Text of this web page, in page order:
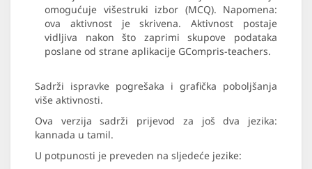
omogućuje višestruki izbor (MCQ). Napomena:
ova aktivnost je skrivena. Aktivnost postaje
vidljiva nakon što zaprimi skupove podataka
poslane od strane aplikacije GCompris-teachers.
Sadrži ispravke pogrešaka i grafička poboljšanja
više aktivnosti.
Ova verzija sadrži prijevod za još dva jezika:
kannada u tamil.
U potpunosti je preveden na sljedeće jezike: